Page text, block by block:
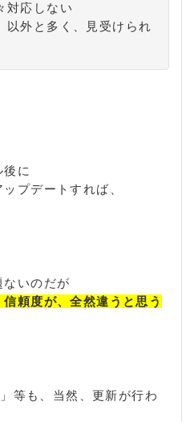
対応しない
以外と多く、見受けられ
に
プデートすれば、
ないのだが
頼度が、全然違うと思う
等も、当然、更新が行わ